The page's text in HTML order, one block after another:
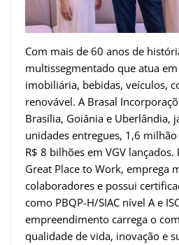
Com mais de 60 anos de
multissegmentado que atua
imobiliária, bebidas, veículos,
renovável. A Brasal
Brasília, Goiânia e Uberlândia,
unidades entregues, 1,6
R$ 8 bilhões em VGV lançados.
Great Place to Work, emprega
colaboradores e possui
como PBQP-H/SIAC nível A e
empreendimento carrega o
qualidade de vida, inovação e